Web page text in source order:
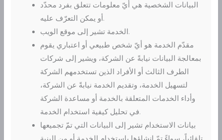
البيانات الشخصية هي أيّ معلومات تتعلق بفرد محدّد
أو يمكن التعرّف عليه.
الخدمة تشير إلى موقع الويب.
مقدّم الخدمة هو أيّ شخص طبيعي أو اعتباري يقوم
بمعالجة البيانات نيابةً عن الشركة، ويشير إلى شركات
الطرف الثالث أو الأفراد الذين تستخدمهم الشركة
لتسهيل الخدمة، وتقديم الخدمة نيابةً عن الشركة،
وأداء الخدمات المتعلقة بالخدمة أو مساعدة الشركة
في تحليل كيفية استخدام الخدمة.
بيانات الاستخدام تشير إلى البيانات التي تمّ تجميعها